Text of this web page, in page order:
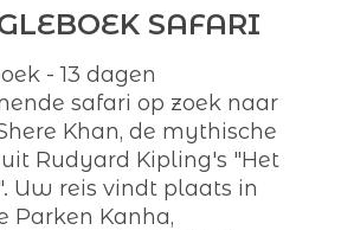
SAFARI
- 13 dagen
safari op zoek naar
Khan, de mythische
Rudyard Kipling's "Het
Uw reis vindt plaats in
Parken Kanha,